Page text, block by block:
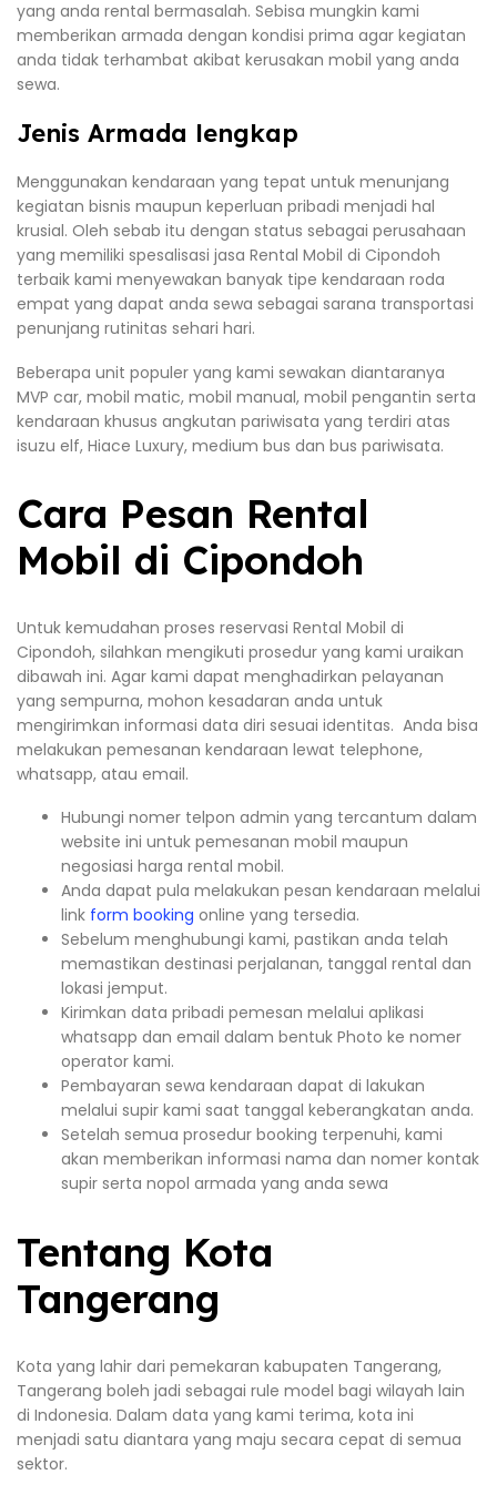
yang anda rental bermasalah. Sebisa mungkin kami
memberikan armada dengan kondisi prima agar kegiatan
anda tidak terhambat akibat kerusakan mobil yang anda
sewa.
Jenis Armada lengkap
Menggunakan kendaraan yang tepat untuk menunjang
kegiatan bisnis maupun keperluan pribadi menjadi hal
krusial. Oleh sebab itu dengan status sebagai perusahaan
yang memiliki spesalisasi jasa Rental Mobil di Cipondoh
terbaik kami menyewakan banyak tipe kendaraan roda
empat yang dapat anda sewa sebagai sarana transportasi
penunjang rutinitas sehari hari.
Beberapa unit populer yang kami sewakan diantaranya
MVP car, mobil matic, mobil manual, mobil pengantin serta
kendaraan khusus angkutan pariwisata yang terdiri atas
isuzu elf, Hiace Luxury, medium bus dan bus pariwisata.
Cara Pesan Rental
Mobil di Cipondoh
Untuk kemudahan proses reservasi Rental Mobil di
Cipondoh, silahkan mengikuti prosedur yang kami uraikan
dibawah ini. Agar kami dapat menghadirkan pelayanan
yang sempurna, mohon kesadaran anda untuk
mengirimkan informasi data diri sesuai identitas. Anda bisa
melakukan pemesanan kendaraan lewat telephone,
whatsapp, atau email.
Hubungi nomer telpon admin yang tercantum dalam
website ini untuk pemesanan mobil maupun
negosiasi harga rental mobil.
Anda dapat pula melakukan pesan kendaraan melalui
link form booking online yang tersedia.
Sebelum menghubungi kami, pastikan anda telah
memastikan destinasi perjalanan, tanggal rental dan
lokasi jemput.
Kirimkan data pribadi pemesan melalui aplikasi
whatsapp dan email dalam bentuk Photo ke nomer
operator kami.
Pembayaran sewa kendaraan dapat di lakukan
melalui supir kami saat tanggal keberangkatan anda.
Setelah semua prosedur booking terpenuhi, kami
akan memberikan informasi nama dan nomer kontak
supir serta nopol armada yang anda sewa
Tentang Kota
Tangerang
Kota yang lahir dari pemekaran kabupaten Tangerang,
Tangerang boleh jadi sebagai rule model bagi wilayah lain
di Indonesia. Dalam data yang kami terima, kota ini
menjadi satu diantara yang maju secara cepat di semua
sektor.